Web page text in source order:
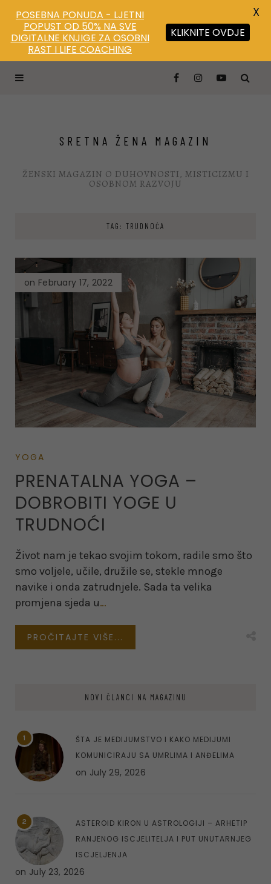
SRETNA ŽENA MAGAZIN
ŽENSKI MAGAZIN O DUHOVNOSTI, MISTICIZMU I
OSOBNOM RAZVOJU
TAG: TRUDNOĆA
on February 17, 2022
YOGA
PRENATALNA YOGA –
DOBROBITI YOGE U
TRUDNOĆI
Život nam je tekao svojim tokom, radile smo što
smo voljele, učile, družile se, stekle mnoge
navike i onda zatrudnjele. Sada ta velika
promjena sjeda u…
PROČITAJTE VIŠE...
NOVI ČLANCI NA MAGAZINU
1
ŠTA JE MEDIJUMSTVO I KAKO MEDIJUMI
KOMUNICIRAJU SA UMRLIMA I ANĐELIMA
on July 29, 2026
2
ASTEROID KIRON U ASTROLOGIJI – ARHETIP
RANJENOG ISCJELITELJA I PUT UNUTARNJEG
ISCJELJENJA
on July 23, 2026
POSEBNA PONUDA - LJETNI
POPUST OD 50% NA SVE
DIGITALNE KNJIGE ZA OSOBNI
RAST I LIFE COACHING
KLIKNITE OVDJE
X